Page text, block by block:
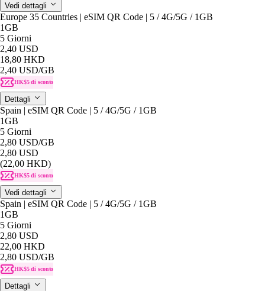
Vedi dettagli
Europe 35 Countries | eSIM QR Code | 5 / 4G/5G / 1GB
1GB
5 Giorni
2,40 USD
18,80 HKD
2,40 USD/GB
HK$5 di sconto
Dettagli
Spain | eSIM QR Code | 5 / 4G/5G / 1GB
1GB
5 Giorni
2,80 USD/GB
2,80 USD
(22,00 HKD)
HK$5 di sconto
Vedi dettagli
Spain | eSIM QR Code | 5 / 4G/5G / 1GB
1GB
5 Giorni
2,80 USD
22,00 HKD
2,80 USD/GB
HK$5 di sconto
Dettagli